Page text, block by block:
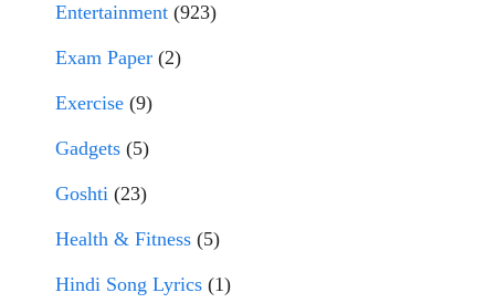
Entertainment (923)
Exam Paper (2)
Exercise (9)
Gadgets (5)
Goshti (23)
Health & Fitness (5)
Hindi Song Lyrics (1)